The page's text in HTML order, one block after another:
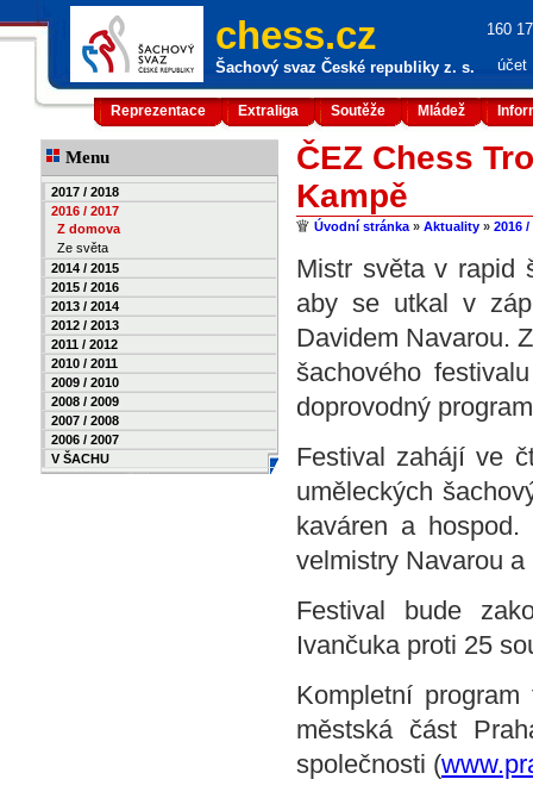
chess.cz
Šachový svaz České republiky z. s.
160
účet
Reprezentace Extraliga Soutěže Mládež
Menu
2017 / 2018
2016 / 2017
Z domova
Ze světa
2014 / 2015
2015 / 2016
2013 / 2014
2012 / 2013
2011 / 2012
2010 / 2011
2009 / 2010
2008 / 2009
2007 / 2008
2006 / 2007
V ŠACHU
ČEZ Chess
Kampě
Úvodní stránka » Aktuality » 2016 /
Mistr světa v rapid
aby se utkal v
Davidem Navarou.
šachového
doprovodný
Festival zahájí ve
uměleckých
kaváren a
velmistry Navarou
Festival bude
Ivančuka proti 25
Kompletní
městská část
společnosti (